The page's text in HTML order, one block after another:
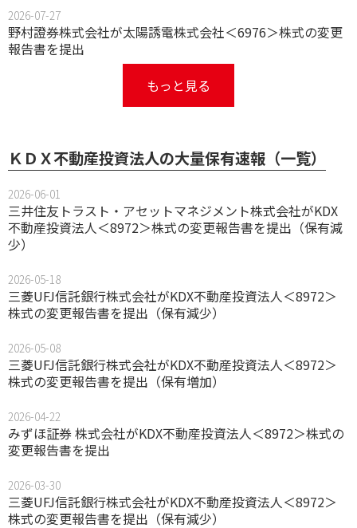
2026-07-27
野村證券株式会社が太陽誘電株式会社＜6976＞株式の変更
報告書を提出
もっと見る
ＫＤＸ不動産投資法人の大量保有速報（一覧）
2026-06-01
三井住友トラスト・アセットマネジメント株式会社がKDX
不動産投資法人＜8972＞株式の変更報告書を提出（保有減
少）
2026-05-18
三菱UFJ信託銀行株式会社がKDX不動産投資法人＜8972＞
株式の変更報告書を提出（保有減少）
2026-05-08
三菱UFJ信託銀行株式会社がKDX不動産投資法人＜8972＞
株式の変更報告書を提出（保有増加）
2026-04-22
みずほ証券 株式会社がKDX不動産投資法人＜8972＞株式の
変更報告書を提出
2026-03-30
三菱UFJ信託銀行株式会社がKDX不動産投資法人＜8972＞
株式の変更報告書を提出（保有減少）